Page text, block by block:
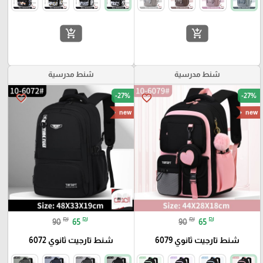
add_shopping_cart
add_shopping_cart
شنط مدرسية
favorite_border -27%
new
90 ₪ 65 ₪
شنط تارجيت ثانوي 6079
شنط مدرسية
favorite_border -27%
new
90 ₪ 65 ₪
شنط تارجيت ثانوي 6072